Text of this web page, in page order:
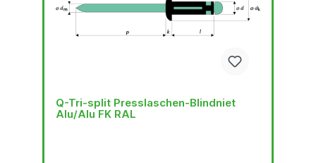
Q-Tri-split Presslaschen-Blindniet
Alu/Alu FK RAL